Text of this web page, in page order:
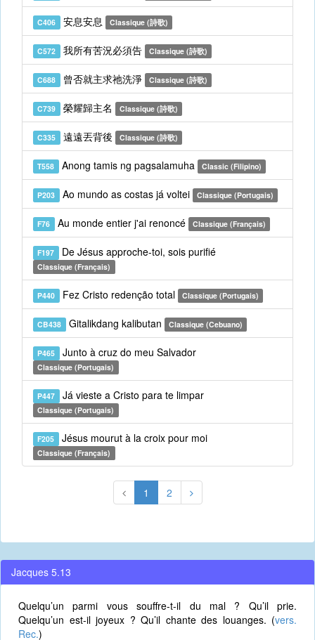
C406 安息安息 Classique (詩歌)
C572 我所有苦況必須告 Classique (詩歌)
C688 曾否就主求祂洗淨 Classique (詩歌)
C739 榮耀歸主名 Classique (詩歌)
C335 遠遠丟背後 Classique (詩歌)
T558 Anong tamis ng pagsalamuha Classic (Filipino)
P203 Ao mundo as costas já voltei Classique (Portugais)
F76 Au monde entier j'ai renoncé Classique (Français)
F197 De Jésus approche-toi, sois purifié
Classique (Français)
P440 Fez Cristo redenção total Classique (Portugais)
CB438 Gitalikdang kalibutan Classique (Cebuano)
P465 Junto à cruz do meu Salvador
Classique (Portugais)
P447 Já vieste a Cristo para te limpar
Classique (Portugais)
F205 Jésus mourut à la croix pour moi
Classique (Français)
1 2
Jacques 5.13
Quelqu’un parmi vous souffre-t-il du mal ? Qu’il prie.
Quelqu’un est-il joyeux ? Qu’il chante des louanges. (vers.
Rec.)